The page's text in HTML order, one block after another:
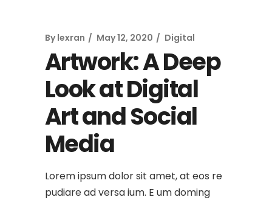
By lexran May 12, 2020 Digital
Artwork: A Deep
Look at Digital
Art and Social
Media
Lorem ipsum dolor sit amet, at eos re
pudiare ad versa ium. E um doming